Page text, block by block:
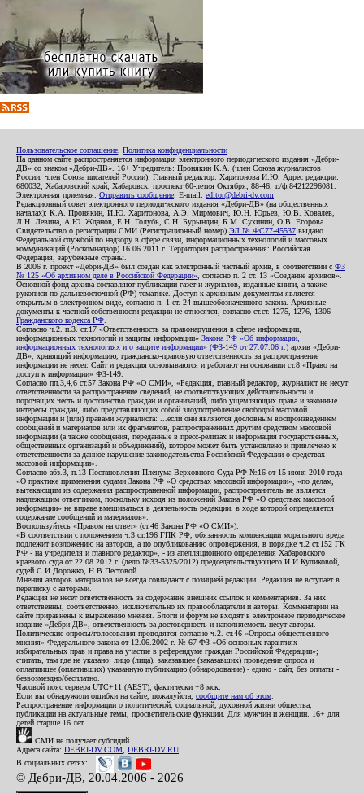
Пользовательское соглашение Политика конфиденциальности
На данном сайте распространяется информация электронного периодического издания «Дебри-
ДВ» со знаком «Дебри-ДВ». 16+ Учредитель: Пронякин К.А. (член Союза журналистов
России, член Союза писателей России). Главный редактор: Харитонова И.Ю. Адрес редакции:
680032, Хабаровский край, Хабаровск, проспект 60-летия Октября, 88-46, т./ф.84212296081.
Электронная приемная: Отправить сообщение . E-mail: editor@debri-dv.com
Редакционный совет электронного периодического издания «Дебри-ДВ» (на общественных
началах): К.А. Пронякин, И.Ю. Харитонова, А.Э. Мирмович, Ю.Н. Юрьев, Ю.В. Ковалев,
Л.Н. Левина, А.Ю. Жданов, Е.Н. Голубь, С.Н. Бурындин, Б.М. Сухинин, О.В. Егорова
Свидетельство о регистрации СМИ (Регистрационный номер) ЭЛ № ФС77-45537 выдано
Федеральной службой по надзору в сфере связи, информационных технологий и массовых
коммуникаций (Роскомнадзор) 16.06.2011 г. Территория распространения: Российская
Федерация, зарубежные страны.
В 2006 г. проект «Дебри-ДВ» был создан как электронный частный архив, в соответствии с ФЗ
№ 125 «Об архивном деле в Российской Федерации» , согласно п. 2 ст. 13 «Создание архивов».
Основной фонд архива составляют публикации газет и журналов, изданные книги, а также
рукописи по дальневосточной (РФ) тематике. Доступ к архивным документам является
открытым в электронном виде, согласно п. 1 ст. 24 вышеобозначенного закона. Архивные
документы к частной собственности редакции не относятся, согласно ст.ст. 1275, 1276, 1306
Гражданского кодекса РФ
Согласно ч.2. п.3. ст.17 «Ответственность за правонарушения в сфере информации,
информационных технологий и защиты информации» Закона РФ «Об информации,
информационных технологиях и о защите информации» (ФЗ-149 от 27.07.06 г.) архив «Дебри-
ДВ», хранящий информацию, гражданско-правовую ответственность за распространение
информации не несет. Сайт и редакция основываются и работают на основании ст.8 «Право на
доступ к информации» ФЗ-149.
Согласно пп.3,4,6 ст.57 Закона РФ «О СМИ», «Редакция, главный редактор, журналист не несут
ответственности за распространение сведений, не соответствующих действительности и
порочащих честь и достоинство граждан и организаций, либо ущемляющих права и законные
интересы граждан, либо представляющих собой злоупотребление свободой массовой
информации и (или) правами журналиста: ...если они являются дословным воспроизведением
сообщений и материалов или их фрагментов, распространенных другим средством массовой
информации (а также сообщения, переданные в пресс-релизах и информация государственных,
общественных организаций и объединений), которое может быть установлено и привлечено к
ответственности за данное нарушение законодательства Российской Федерации о средствах
массовой информации».
Согласно абз.3, п.13 Постановления Пленума Верховного Суда РФ №16 от 15 июня 2010 года
«О практике применения судами Закона РФ «О средствах массовой информации», «по делам,
вытекающим из содержания распространенной информации, распространитель не является
надлежащим ответчиком, поскольку исходя из положений Закона РФ «О средствах массовой
информации» не вправе вмешиваться в деятельность редакции, в ходе которой определяется
содержание сообщений и материалов».
Воспользуйтесь «Правом на ответ» (ст.46 Закона РФ «О СМИ»).
«В соответствии с положением ч.3 ст.196 ГПК РФ, обязанность компенсации морального вреда
подлежит возложению на авторов, а по опубликованию опровержения, в порядке ч.2 ст.152 ГК
РФ - на учредителя и главного редактор», - из апелляционного определения Хабаровского
краевого суда от 22.08.2012 г. (дело №33-5325/2012) председательствующего И.И.Куликовой,
судей С.И.Дорожко, Н.В.Пестовой.
Мнения авторов материалов не всегда совпадают с позицией редакции. Редакция не вступает в
переписку с авторами.
Редакция не несет ответственность за содержание внешних ссылок и комментариев. За них
ответственны, соответственно, исключительно их правообладатели и авторы. Комментарии на
сайте приравнены к выражению мнения. Блоги и форум не входят в электронное периодическое
издание «Дебри-ДВ», ответственность за достоверность и наполняемость несут авторы.
Политические опросы/голосования проводятся согласно ч.2. ст.46 «Опросы общественного
мнения» Федерального закона от 12.06.2002 г. № 67-ФЗ «Об основных гарантиях
избирательных прав и права на участие в референдуме граждан Российской Федерации»;
считать, там где не указано: лицо (лица), заказавшее (заказавших) проведение опроса и
оплатившее (оплативших) указанную публикацию (обнародование) - едино - сайт, без оплаты -
безвозмездно/бесплатно.
Часовой пояс сервера UTC+11 (AEST), фактически +8 мск.
Если вы обнаружили ошибки на сайте, пожалуйста, сообщите нам об этом
Распространение информации о политической, социальной, духовной жизни общества,
публикации на актуальные темы, просветительские функции. Для мужчин и женщин. 16+ для
детей старше 16 лет.
СМИ не получает субсидий.
Адреса сайта: DEBRI-DV.COM DEBRI-DV.RU
В социальных сетях:
© Дебри-ДВ, 20.04.2006 - 2026